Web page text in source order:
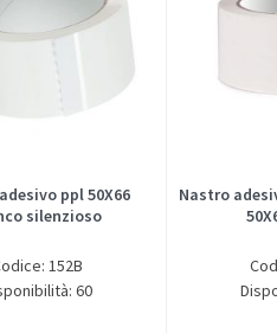
ppl 50X66
silenzioso
152B
60
Nastro